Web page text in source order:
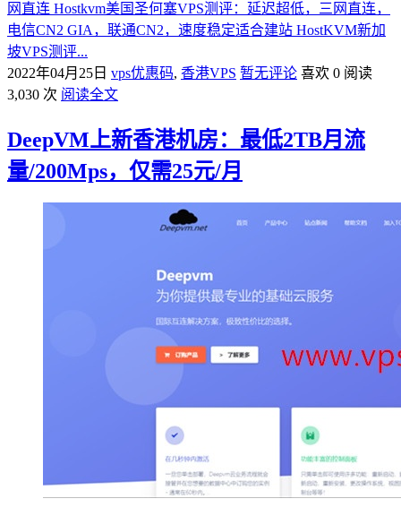
网直连 Hostkvm美国圣何塞VPS测评：延迟超低，三网直连，
电信CN2 GIA，联通CN2，速度稳定适合建站 HostKVM新加
坡VPS测评...
2022年04月25日 vps优惠码, 香港VPS 暂无评论 喜欢 0 阅读
3,030 次 阅读全文
DeepVM上新香港机房：最低2TB月流
量/200Mps，仅需25元/月